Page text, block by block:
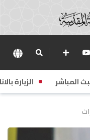
المباشر الزيارة